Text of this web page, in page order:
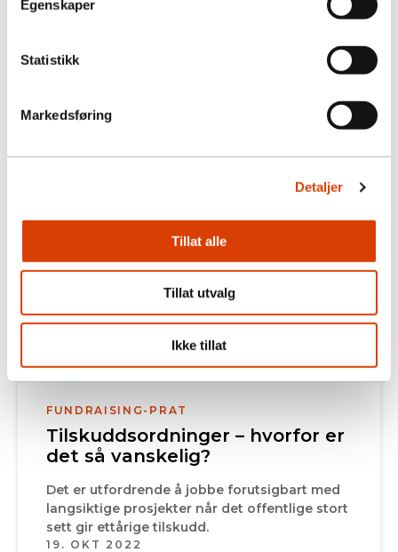
Egenskaper
Statistikk
Markedsføring
Detaljer
Tillat alle
Tillat utvalg
Ikke tillat
har vi høstet nye erfaringer med
FUNDRAISING-PRAT
Tilskuddsordninger – hvorfor er
det så vanskelig?
Det er utfordrende å jobbe forutsigbart med
langsiktige prosjekter når det offentlige stort
sett gir ettårige tilskudd.
19. OKT 2022